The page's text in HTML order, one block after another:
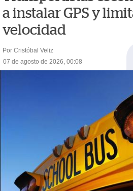
a instalar GPS y
velocidad
Por Cristóbal Veliz
07 de agosto de 2026, 00:08